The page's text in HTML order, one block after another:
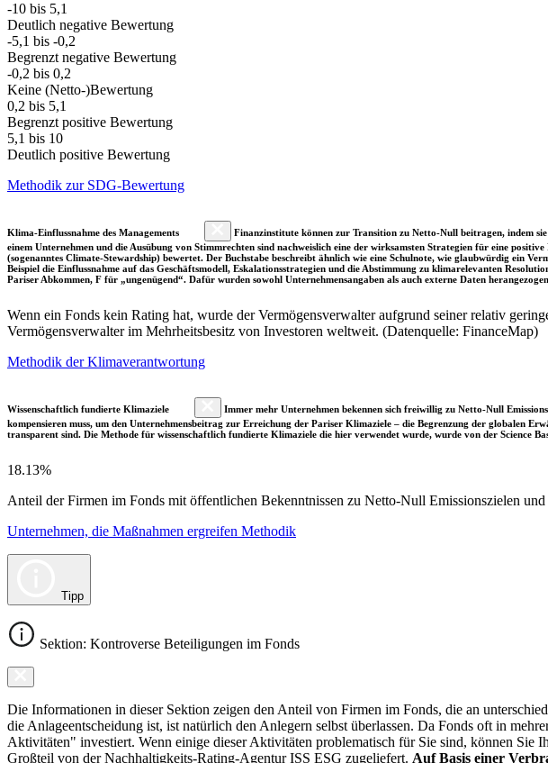
-10 bis 5,1
Deutlich negative Bewertung
-5,1 bis -0,2
Begrenzt negative Bewertung
-0,2 bis 0,2
Keine (Netto-)Bewertung
0,2 bis 5,1
Begrenzt positive Bewertung
5,1 bis 10
Deutlich positive Bewertung
Methodik zur SDG-Bewertung
Klima-Einflussnahme des Managements
Finanzinstitute können zur Transition zu Netto-Null beitragen, indem
einem Unternehmen und die Ausübung von Stimmrechten sind nachweislich eine der wirksamsten Strategien für eine
(sogenanntes Climate-Stewardship) bewertet. Der Buchstabe beschreibt ähnlich wie eine Schulnote, wie glaubwürdig ein
Beispiel die Einflussnahme auf das Geschäftsmodell, Eskalationsstrategien und die Abstimmung zu klimarelevanten
Pariser Abkommen, F für „ungenügend“. Dafür wurden sowohl Unternehmensangaben als auch externe Daten
Wenn ein Fonds kein Rating hat, wurde der Vermögensverwalter aufgrund seiner relativ
Vermögensverwalter im Mehrheitsbesitz von Investoren weltweit. (Datenquelle: FinanceMap)
Methodik der Klimaverantwortung
Wissenschaftlich fundierte Klimaziele
Immer mehr Unternehmen bekennen sich freiwillig zu Netto-Null
kompensieren muss, um den Unternehmensbeitrag zur Erreichung der Pariser Klimaziele – die Begrenzung der globalen
transparent sind. Die Methode für wissenschaftlich fundierte Klimaziele die hier verwendet wurde, wurde von der Science
18.13%
Anteil der Firmen im Fonds mit öffentlichen Bekenntnissen zu Netto-Null Emissionszielen
Unternehmen, die Maßnahmen ergreifen Methodik
Tipp
Sektion: Kontroverse Beteiligungen im Fonds
Die Informationen in dieser Sektion zeigen den Anteil von Firmen im Fonds, die an
die Anlageentscheidung ist, ist natürlich den Anlegern selbst überlassen. Da Fonds oft in
Aktivitäten" investiert. Wenn einige dieser Aktivitäten problematisch für Sie sind, können Sie
Großteil von der Nachhaltigkeits-Rating-Agentur ISS ESG zugeliefert. Auf Basis einer